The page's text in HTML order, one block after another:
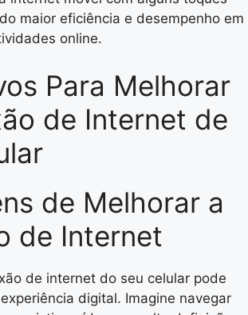
maior eficiência e desempenho em
online.
Para Melhorar
de Internet de
de Melhorar a
de Internet
de internet do seu celular pode
digital. Imagine navegar